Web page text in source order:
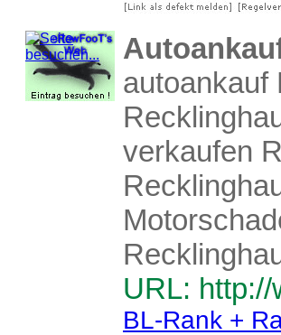
autoankauf
verkaufen
URL:
BL-Rank +